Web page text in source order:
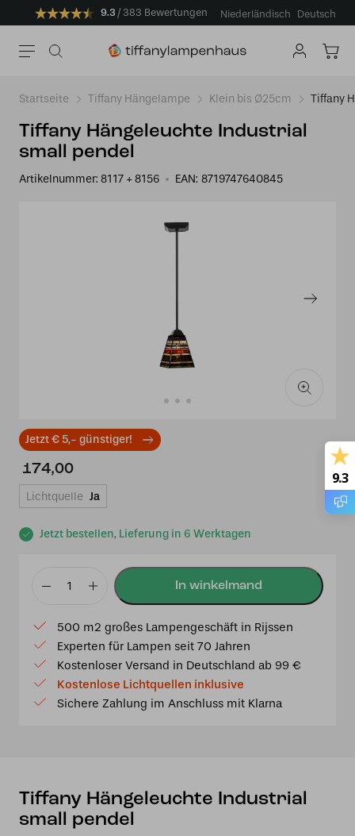
9.3 383 Bewertungen Niederländisch Deutsch
Startseite Tiffany Hängelampe Klein bis Ø25cm Tiffany
Tiffany Hängeleuchte Industrial
small pendel
Artikelnummer: 8117 + 8156 EAN: 8719747640845
Jetzt € 5,- günstiger!
Jetzt bestellen, Lieferung in 6 Werktagen
174,00
Lichtquelle Ja
Tiffany
Industrial
small
pendel
Menge
500 m2 großes Lampengeschäft in Rijssen
Experten für Lampen seit 70 Jahren
Kostenloser Versand in Deutschland ab 99 €
Kostenlose Lichtquellen inklusive
Sichere Zahlung im Anschluss mit Klarna
Tiffany Hängeleuchte Industrial
small pendel
9.3